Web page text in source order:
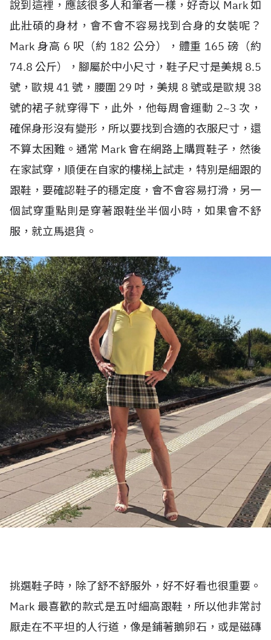
說到這裡，應該很多人和筆者一樣，好奇以 Mark 如
此壯碩的身材，會不會不容易找到合身的女裝呢？
Mark 身高 6 呎（約 182 公分），體重 165 磅（約
74.8 公斤），腳屬於中小尺寸，鞋子尺寸是美規 8.5
號，歐規 41 號，腰圍 29 吋，美規 8 號或是歐規 38
號的裙子就穿得下，此外，他每周會運動 2~3 次，
確保身形沒有變形，所以要找到合適的衣服尺寸，還
不算太困難。通常 Mark 會在網路上購買鞋子，然後
在家試穿，順便在自家的樓梯上試走，特別是細跟的
跟鞋，要確認鞋子的穩定度，會不會容易打滑，另一
個試穿重點則是穿著跟鞋坐半個小時，如果會不舒
服，就立馬退貨。
挑選鞋子時，除了舒不舒服外，好不好看也很重要。
Mark 最喜歡的款式是五吋細高跟鞋，所以他非常討
厭走在不平坦的人行道，像是鋪著鵝卵石，或是磁磚